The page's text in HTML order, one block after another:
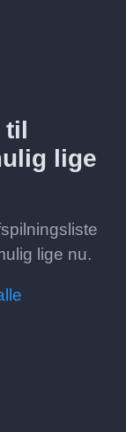
til
lige
lige nu.